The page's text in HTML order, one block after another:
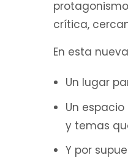
crítica,
En esta
Un lugar
Un
y temas
Y por